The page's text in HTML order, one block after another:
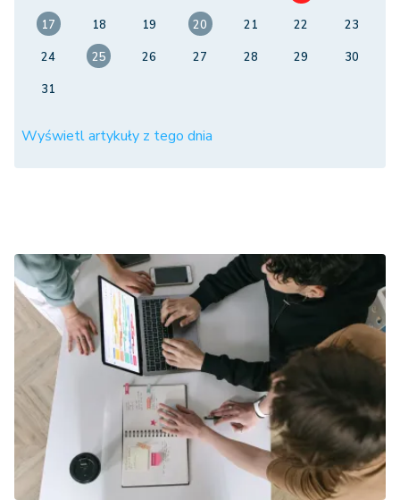
17
18 19 20 21 22
23
24
25 26 27 28 29
30
31
Wyświetl artykuły z tego dnia